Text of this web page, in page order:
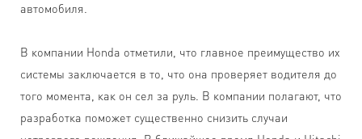
автомобиля.
В компании Honda отметили, что главное преимущество их
системы заключается в то, что она проверяет водителя до
того момента, как он сел за руль. В компании полагают, что
разработка поможет существенно снизить случаи